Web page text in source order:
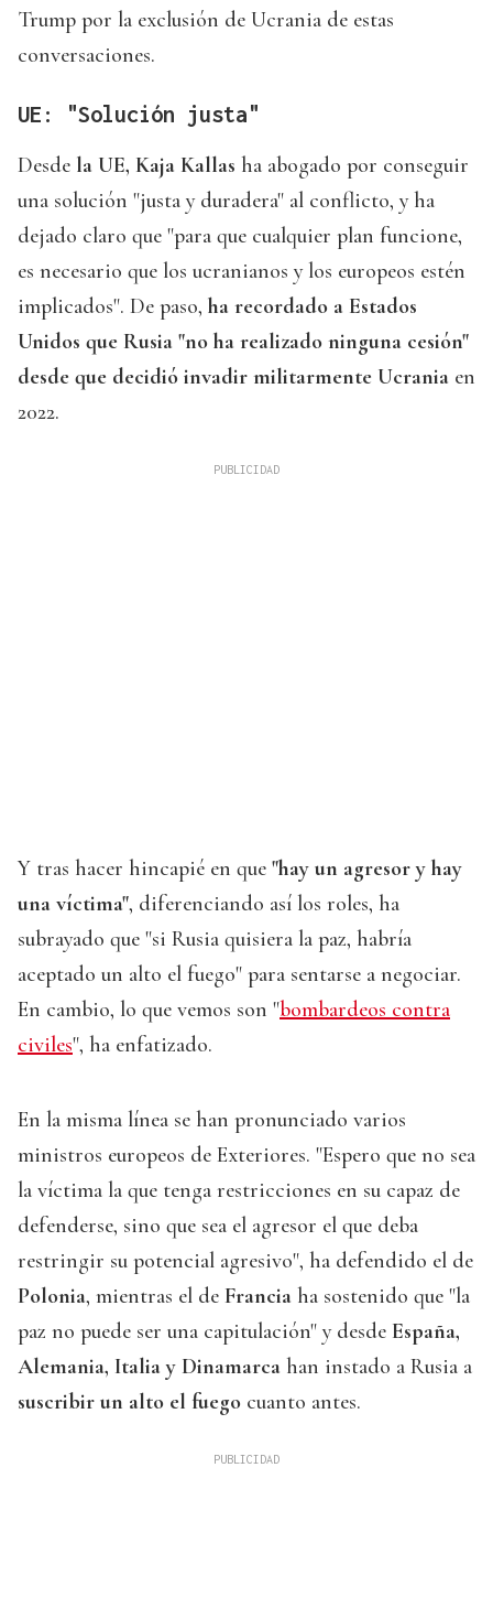
Trump por la exclusión de Ucrania de estas
conversaciones.
UE: "Solución justa"
Desde la UE, Kaja Kallas ha abogado por conseguir
una solución "justa y duradera" al conflicto, y ha
dejado claro que "para que cualquier plan funcione,
es necesario que los ucranianos y los europeos estén
implicados". De paso, ha recordado a Estados
Unidos que Rusia "no ha realizado ninguna cesión"
desde que decidió invadir militarmente Ucrania en
2022.
Y tras hacer hincapié en que "hay un agresor y hay
una víctima", diferenciando así los roles, ha
subrayado que "si Rusia quisiera la paz, habría
aceptado un alto el fuego" para sentarse a negociar.
En cambio, lo que vemos son "bombardeos contra
civiles", ha enfatizado.
En la misma línea se han pronunciado varios
ministros europeos de Exteriores. "Espero que no sea
la víctima la que tenga restricciones en su capaz de
defenderse, sino que sea el agresor el que deba
restringir su potencial agresivo", ha defendido el de
Polonia, mientras el de Francia ha sostenido que "la
paz no puede ser una capitulación" y desde España,
Alemania, Italia y Dinamarca han instado a Rusia a
suscribir un alto el fuego cuanto antes.